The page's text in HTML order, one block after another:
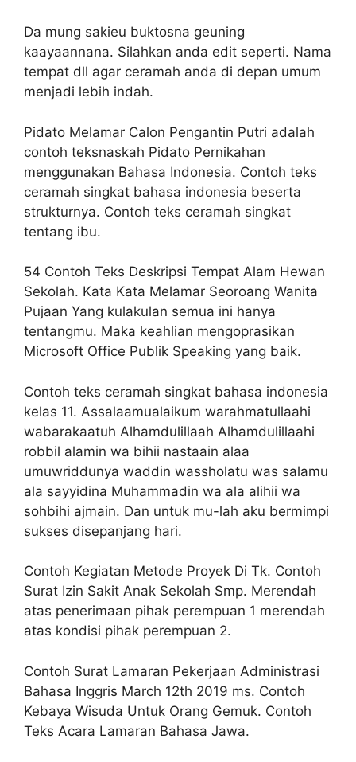
Da mung sakieu buktosna geuning
kaayaannana. Silahkan anda edit seperti. Nama
tempat dll agar ceramah anda di depan umum
menjadi lebih indah.
Pidato Melamar Calon Pengantin Putri adalah
contoh teksnaskah Pidato Pernikahan
menggunakan Bahasa Indonesia. Contoh teks
ceramah singkat bahasa indonesia beserta
strukturnya. Contoh teks ceramah singkat
tentang ibu.
54 Contoh Teks Deskripsi Tempat Alam Hewan
Sekolah. Kata Kata Melamar Seoroang Wanita
Pujaan Yang kulakulan semua ini hanya
tentangmu. Maka keahlian mengoprasikan
Microsoft Office Publik Speaking yang baik.
Contoh teks ceramah singkat bahasa indonesia
kelas 11. Assalaamualaikum warahmatullaahi
wabarakaatuh Alhamdulillaah Alhamdulillaahi
robbil alamin wa bihii nastaain alaa
umuwriddunya waddin wassholatu was salamu
ala sayyidina Muhammadin wa ala alihii wa
sohbihi ajmain. Dan untuk mu-lah aku bermimpi
sukses disepanjang hari.
Contoh Kegiatan Metode Proyek Di Tk. Contoh
Surat Izin Sakit Anak Sekolah Smp. Merendah
atas penerimaan pihak perempuan 1 merendah
atas kondisi pihak perempuan 2.
Contoh Surat Lamaran Pekerjaan Administrasi
Bahasa Inggris March 12th 2019 ms. Contoh
Kebaya Wisuda Untuk Orang Gemuk. Contoh
Teks Acara Lamaran Bahasa Jawa.